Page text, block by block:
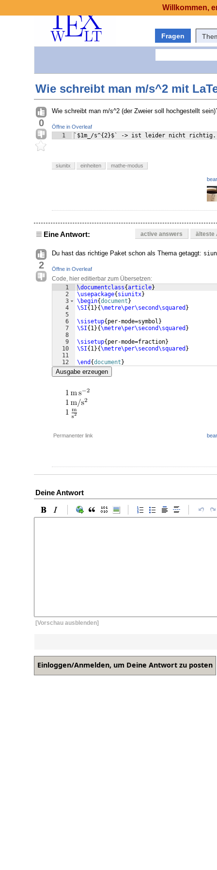
Fragen
Wie schreibt man m/s^2 mit
0
Wie schreibt man m/s^2 (der Zweier soll hochgestellt
Öffne in Overleaf
1 `$1m_/s^{2}$` -> ist leider nicht richtig.
siunitx einheiten mathe-modus
Eine Antwort: active answers älteste
2
Du hast das richtige Paket schon als Thema getaggt:
Öffne in Overleaf
Code, hier editierbar zum Übersetzen:
1
2
3
4
5
6
7
8
9
10
11
12
\documentclass{article}
\usepackage{ siunitx}
\begin{document }
\SI{ 1}{\metre\per\second\squared }
\sisetup{ per-mode=symbol }
\SI{ 1}{\metre\per\second\squared }
\sisetup{ per-mode=fraction}
\SI{ 1}{\metre\per\second\squared }
\end {document }
Ausgabe erzeugen
Permanenter link
Deine Antwort
[Vorschau ausblenden]
Willkommen,